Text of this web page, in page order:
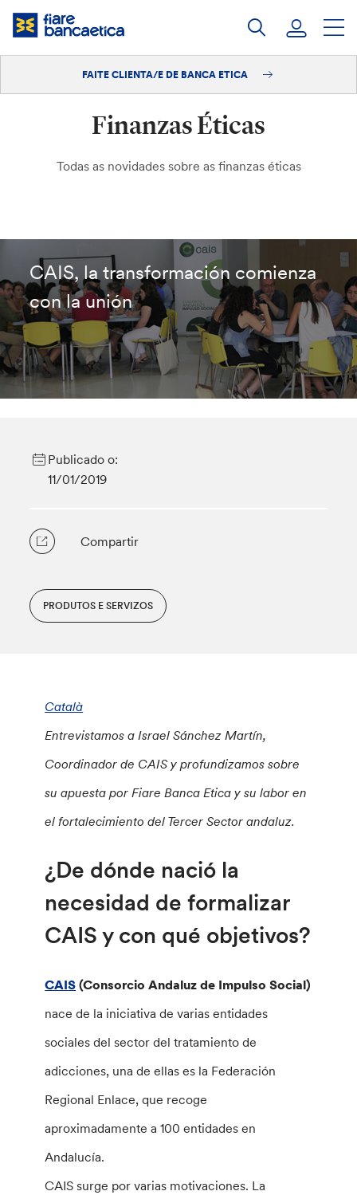
Saltar
FAITE CLIENTA/E DE BANCA ETICA
Finanzas Éticas
Todas as novidades sobre as finanzas éticas
CAIS, la transformación comienza
con la unión
Publicado o:
11/01/2019
Compartir
PRODUTOS E SERVIZOS
Català
Entrevistamos a Israel Sánchez Martín,
Coordinador de CAIS y profundizamos sobre
su apuesta por Fiare Banca Etica y su labor en
el fortalecimiento del Tercer Sector andaluz.
¿De dónde nació la
necesidad de formalizar
CAIS y con qué objetivos?
CAIS (Consorcio Andaluz de Impulso Social)
nace de la iniciativa de varias entidades
sociales del sector del tratamiento de
adicciones, una de ellas es la Federación
Regional Enlace, que recoge
aproximadamente a 100 entidades en
Andalucía.
CAIS surge por varias motivaciones. La